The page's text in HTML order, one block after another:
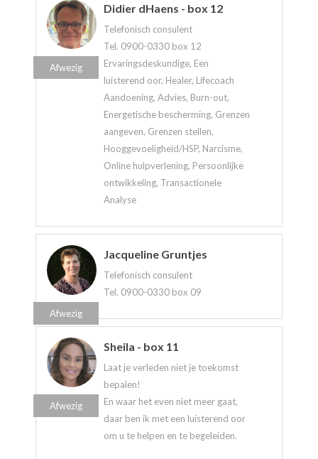
Didier dHaens - box 12
Telefonisch consulent
Tel. 0900-0330 box 12
Ervaringsdeskundige, Een
luisterend oor, Healer, Lifecoach
Aandoening, Advies, Burn-out,
Energetische bescherming, Grenzen
aangeven, Grenzen stellen,
Hooggevoeligheid/HSP, Narcisme,
Online hulpverlening, Persoonlijke
ontwikkeling, Transactionele
Analyse
Afwezig
Jacqueline Gruntjes
Telefonisch consulent
Tel. 0900-0330 box 09
Afwezig
Sheila - box 11
Laat je verleden niet je toekomst
bepalen!
En waar het even niet meer gaat,
daar ben ik met een luisterend oor
om u te helpen en te begeleiden.
Afwezig